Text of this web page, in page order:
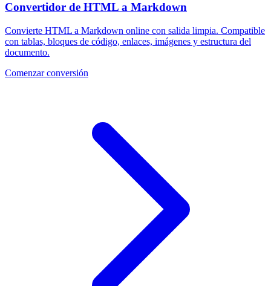
Convertidor de HTML a Markdown
Convierte HTML a Markdown online con salida limpia. Compatible
con tablas, bloques de código, enlaces, imágenes y estructura del
documento.
Comenzar conversión